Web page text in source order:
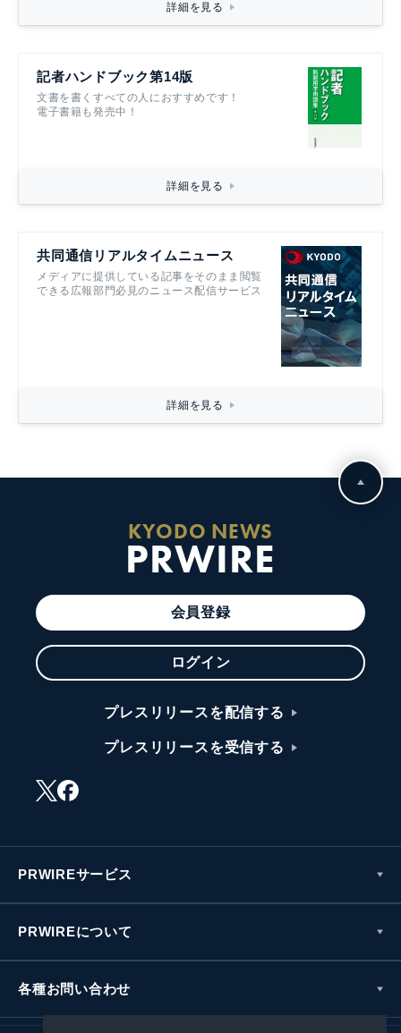
詳細を見る
記者ハンドブック第14版
文書を書くすべての人におすすめです！
電子書籍も発売中！
詳細を見る
共同通信リアルタイムニュース
メディアに提供している記事をそのまま閲覧
できる広報部門必見のニュース配信サービス
詳細を見る
KYODO NEWS
PRWIRE
会員登録
ログイン
プレスリリースを配信する
プレスリリースを受信する
PRWIREサービス
PRWIREについて
各種お問い合わせ